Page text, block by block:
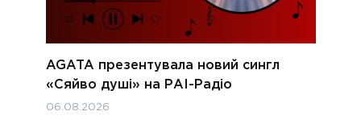
AGATA презентувала новий сингл
«Сяйво душі» на РАІ-Радіо
06.08.2026